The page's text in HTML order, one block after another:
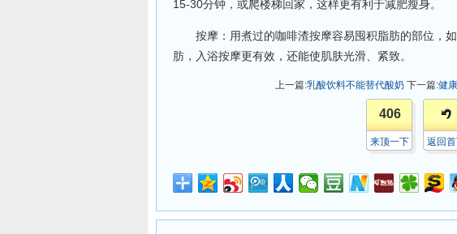
15-30分钟，或爬楼梯回家，这样更有利于减肥瘦身。
按摩：用煮过的咖啡渣按摩容易囤积脂肪的部位，如
肪，入浴按摩更有效，还能使肌肤光滑、紧致。
上一篇:乳酸饮料不能替代酸奶 下一篇:健
406
来顶一下 返回